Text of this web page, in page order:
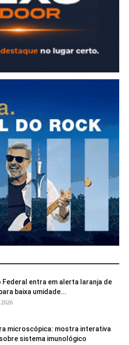
Federal entra em alerta laranja de
baixa umidade...
microscópica: mostra interativa
sistema imunológico